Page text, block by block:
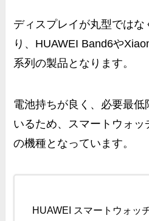
ディスプレイが丸型では
り、HUAWEI Band6や
系列の製品となります。
電池持ちが良く、必要最低
いるため、スマートウォ
の機種となっています。
HUAWEI スマートウォッ